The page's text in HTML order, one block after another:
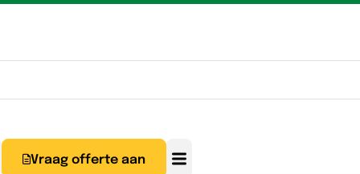
Vraag offerte aan